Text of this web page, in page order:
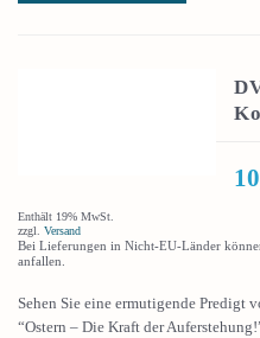
Enthält 19% MwSt.
zzgl. Versand
Bei Lieferungen in Nicht-EU-Länder
anfallen.
Sehen Sie eine ermutigende Predigt
“Ostern – Die Kraft der